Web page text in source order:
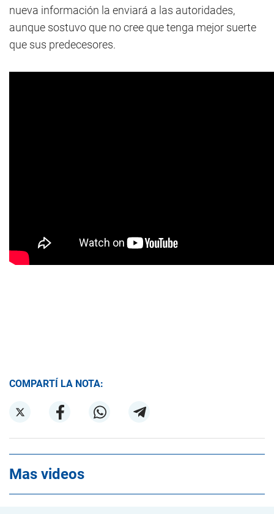
nueva información la enviará a las autoridades,
aunque sostuvo que no cree que tenga mejor suerte
que sus predecesores.
COMPARTÍ LA NOTA:
Mas videos